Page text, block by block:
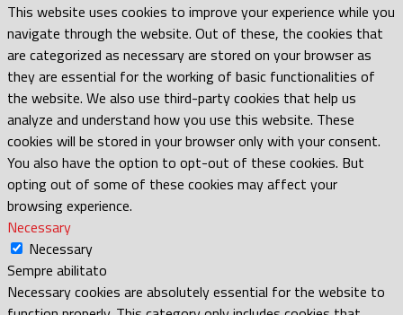
This website uses cookies to improve your experience while you
navigate through the website. Out of these, the cookies that
are categorized as necessary are stored on your browser as
they are essential for the working of basic functionalities of
the website. We also use third-party cookies that help us
analyze and understand how you use this website. These
cookies will be stored in your browser only with your consent.
You also have the option to opt-out of these cookies. But
opting out of some of these cookies may affect your
browsing experience.
Necessary
Necessary
Sempre abilitato
Necessary cookies are absolutely essential for the website to